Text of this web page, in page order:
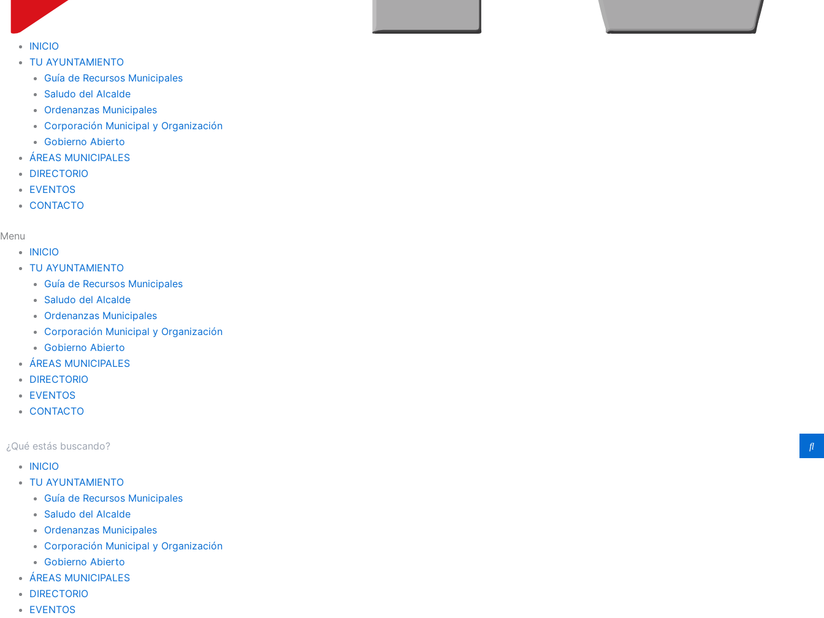
INICIO
TU AYUNTAMIENTO
Guía de Recursos Municipales
Saludo del Alcalde
Ordenanzas Municipales
Corporación Municipal y Organización
Gobierno Abierto
ÁREAS MUNICIPALES
DIRECTORIO
EVENTOS
CONTACTO
Menu
INICIO
TU AYUNTAMIENTO
Guía de Recursos Municipales
Saludo del Alcalde
Ordenanzas Municipales
Corporación Municipal y Organización
Gobierno Abierto
ÁREAS MUNICIPALES
DIRECTORIO
EVENTOS
CONTACTO
INICIO
TU AYUNTAMIENTO
Guía de Recursos Municipales
Saludo del Alcalde
Ordenanzas Municipales
Corporación Municipal y Organización
Gobierno Abierto
ÁREAS MUNICIPALES
DIRECTORIO
EVENTOS